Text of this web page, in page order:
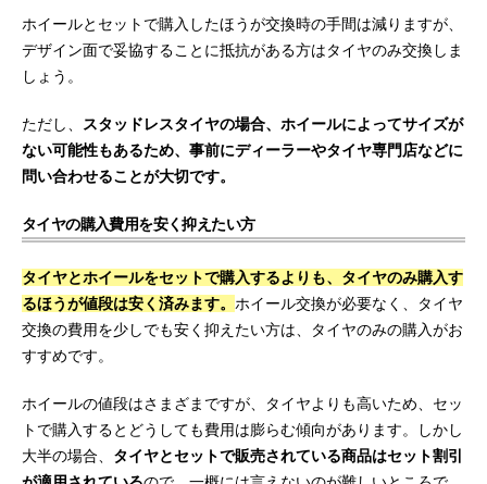
ホイールとセットで購入したほうが交換時の手間は減りますが、
デザイン面で妥協することに抵抗がある方はタイヤのみ交換しま
しょう。
ただし、
スタッドレスタイヤの場合、ホイールによってサイズが
ない可能性もあるため、事前にディーラーやタイヤ専門店などに
問い合わせることが大切です。
タイヤの購入費用を安く抑えたい方
タイヤとホイールをセットで購入するよりも、タイヤのみ購入す
るほうが値段は安く済みます。 ホイール交換が必要なく、タイヤ
交換の費用を少しでも安く抑えたい方は、タイヤのみの購入がお
すすめです。
ホイールの値段はさまざまですが、タイヤよりも高いため、セッ
トで購入するとどうしても費用は膨らむ傾向があります。しかし
大半の場合、 タイヤとセットで販売されている商品はセット割引